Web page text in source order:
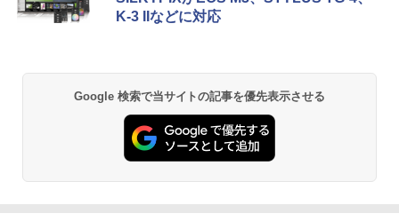
K-3 IIなどに対応
Google 検索で当サイトの記事を優先表示させる